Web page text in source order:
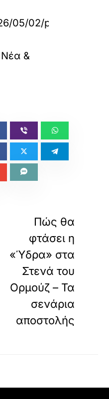
05/02/politics/
Νέα &
Πώς θα
φτάσει η
«Ύδρα» στα
Στενά του
Ορμούζ – Τα
σενάρια
αποστολής